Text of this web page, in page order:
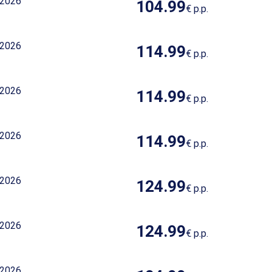
104.99€ p.p.
114.99€ p.p.
114.99€ p.p.
114.99€ p.p.
124.99€ p.p.
124.99€ p.p.